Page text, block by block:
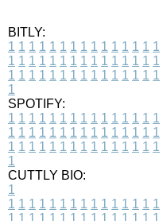
BITLY:
1 1 1 1 1 1 1 1 1 1 1 1 1 1 1
1 1 1 1 1 1 1 1 1 1 1 1 1 1 1
1 1 1 1 1 1 1 1 1 1 1 1 1 1 1
1
SPOTIFY:
1 1 1 1 1 1 1 1 1 1 1 1 1 1 1
1 1 1 1 1 1 1 1 1 1 1 1 1 1 1
1 1 1 1 1 1 1 1 1 1 1 1 1 1 1
1
CUTTLY BIO:
1
1 1 1 1 1 1 1 1 1 1 1 1 1 1 1
1 1 1 1 1 1 1 1 1 1 1 1 1 1 1